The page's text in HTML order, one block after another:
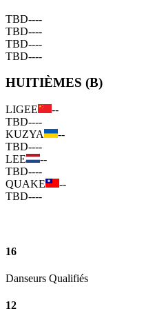
TBD----
TBD----
TBD----
TBD----
HUITIÈMES (B)
LIGEE
--
TBD----
KUZYA
--
TBD----
LEE
--
TBD----
QUAKE
--
TBD----
16
Danseurs Qualifiés
12